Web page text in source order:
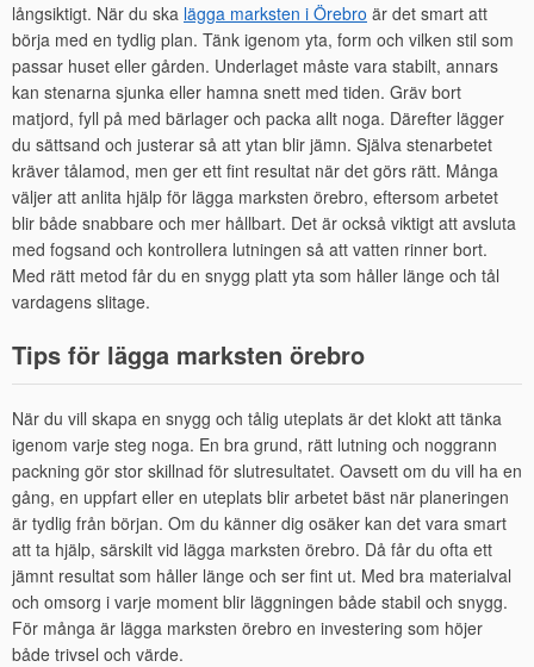
långsiktigt. När du ska lägga marksten i Örebro är det smart att
börja med en tydlig plan. Tänk igenom yta, form och vilken stil som
passar huset eller gården. Underlaget måste vara stabilt, annars
kan stenarna sjunka eller hamna snett med tiden. Gräv bort
matjord, fyll på med bärlager och packa allt noga. Därefter lägger
du sättsand och justerar så att ytan blir jämn. Själva stenarbetet
kräver tålamod, men ger ett fint resultat när det görs rätt. Många
väljer att anlita hjälp för lägga marksten örebro, eftersom arbetet
blir både snabbare och mer hållbart. Det är också viktigt att avsluta
med fogsand och kontrollera lutningen så att vatten rinner bort.
Med rätt metod får du en snygg platt yta som håller länge och tål
vardagens slitage.
Tips för lägga marksten örebro
När du vill skapa en snygg och tålig uteplats är det klokt att tänka
igenom varje steg noga. En bra grund, rätt lutning och noggrann
packning gör stor skillnad för slutresultatet. Oavsett om du vill ha en
gång, en uppfart eller en uteplats blir arbetet bäst när planeringen
är tydlig från början. Om du känner dig osäker kan det vara smart
att ta hjälp, särskilt vid lägga marksten örebro. Då får du ofta ett
jämnt resultat som håller länge och ser fint ut. Med bra materialval
och omsorg i varje moment blir läggningen både stabil och snygg.
För många är lägga marksten örebro en investering som höjer
både trivsel och värde.